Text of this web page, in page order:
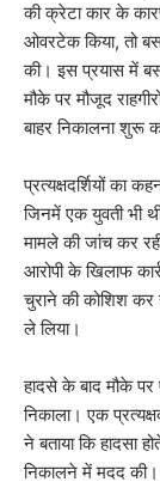
की क्रेटा कार के
ओवरटेक किया, तो
की। इस प्रयास में
मौके पर मौजूद
बाहर निकालना शुरू
प्रत्यक्षदर्शियों का
जिनमें एक युवती भी
मामले की जांच कर
आरोपी के खिलाफ
चुराने की कोशिश
ले लिया।
हादसे के बाद मौके पर
निकाला। एक
ने बताया कि हादसा
निकालने में मदद की।